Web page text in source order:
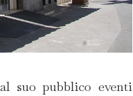
suo pubblico eventi